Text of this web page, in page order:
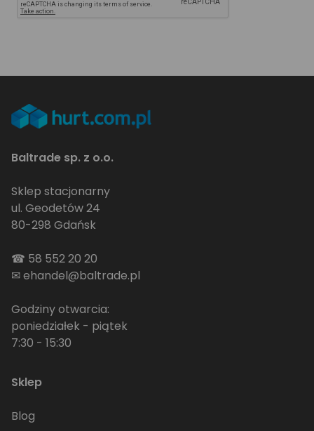
Baltrade sp. z o.o.
Sklep stacjonarny
ul. Geodetów 24
80-298 Gdańsk
☎ 58 552 20 20
✉ehandel@baltrade.pl
Godziny otwarcia:
poniedziałek - piątek
7:30 - 15:30
Sklep
Blog